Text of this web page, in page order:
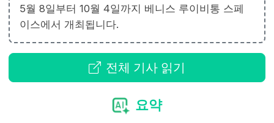
5월 8일부터 10월 4일까지 베니스 루이비통 스페
이스에서 개최됩니다.
전체 기사 읽기
요약